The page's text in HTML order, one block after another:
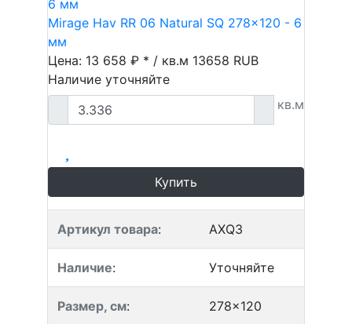
Mirage Hav RR 06 Natural SQ 278x120 - 6
мм
Цена: 13 658 ₽ * / кв.м 13658 RUB
Наличие уточняйте
кв.м
Купить
Артикул товара: AXQ3
Наличие: Уточняйте
Размер, см: 278x120